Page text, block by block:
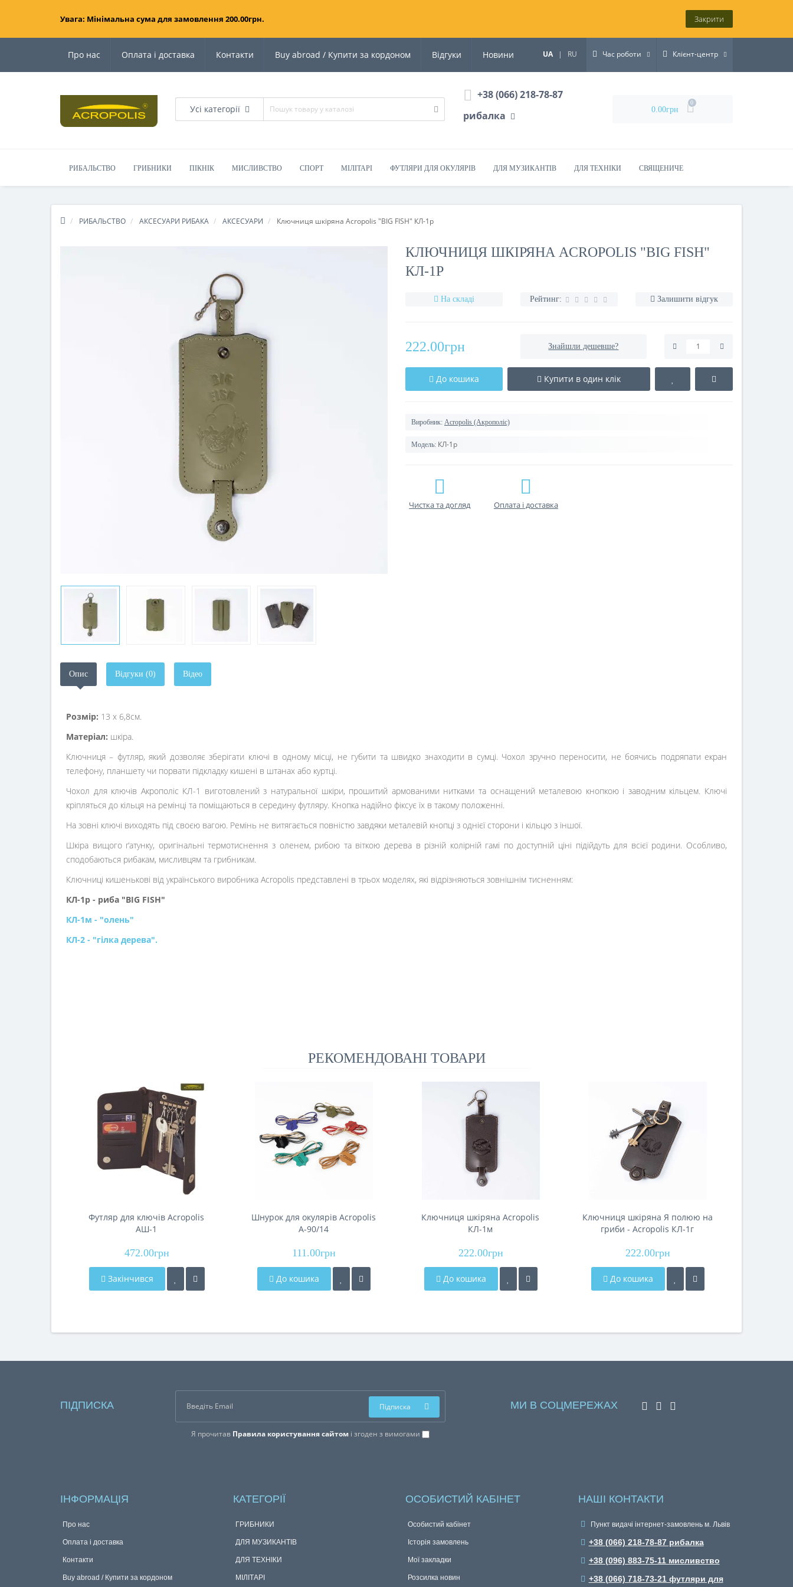
Увага: Мінімальна сума для замовлення 200.00грн. Закрити
Про нас Оплата і доставка Контакти Buy abroad / Купити за кордоном Відгуки Новини UA | RU Час роботи Клієнт-центр
Усі категорії
+38 (066) 218-78-87
рибалка
0.00грн
0
РИБАЛЬСТВО ГРИБНИКИ ПІКНІК МИСЛИВСТВО СПОРТ МІЛІТАРІ ФУТЛЯРИ ДЛЯ ОКУЛЯРІВ ДЛЯ МУЗИКАНТІВ ДЛЯ ТЕХНІКИ СВЯЩЕНИЧЕ
РИБАЛЬСТВО АКСЕСУАРИ РИБАКА АКСЕСУАРИ Ключниця шкіряна Acropolis "BIG FISH" КЛ-1р
КЛЮЧНИЦЯ ШКІРЯНА ACROPOLIS "BIG FISH"
КЛ-1Р
На складі Рейтинг: Залишити відгук
222.00грн Знайшли дешевше?
До кошика Купити в один клік
Виробник: Acropolis (Акрополіс)
Модель: КЛ-1р
Чистка та догляд Оплата і доставка
Опис Відгуки (0) Відео
Розмір: 13 х 6,8см.
Матеріал: шкіра.
Ключниця – футляр, який дозволяє зберігати ключі в одному місці, не губити та швидко знаходити в сумці. Чохол зручно переносити, не боячись подряпати екран
телефону, планшету чи порвати підкладку кишені в штанах або куртці.
Чохол для ключів Акрополіс КЛ-1 виготовлений з натуральної шкіри, прошитий армованими нитками та оснащений металевою кнопкою і заводним кільцем. Ключі
кріпляться до кільця на ремінці та поміщаються в середину футляру. Кнопка надійно фіксує їх в такому положенні.
На зовні ключі виходять під своєю вагою. Ремінь не витягається повністю завдяки металевій кнопці з однієї сторони і кільцю з іншої.
Шкіра вищого ґатунку, оригінальні термотиснення з оленем, рибою та віткою дерева в різній колірній гамі по доступній ціні підійдуть для всієї родини. Особливо,
сподобаються рибакам, мисливцям та грибникам.
Ключниці кишенькові від українського виробника Acropolis представлені в трьох моделях, які відрізняються зовнішнім тисненням:
КЛ-1р - риба "BIG FISH"
КЛ-1м - "олень"
КЛ-2 - "гілка дерева".
РЕКОМЕНДОВАНІ ТОВАРИ
Футляр для ключів Acropolis
АШ-1
472.00грн
Закінчився
Шнурок для окулярів Acropolis
А-90/14
111.00грн
До кошика
Ключниця шкіряна Acropolis
КЛ-1м
222.00грн
До кошика
Ключниця шкіряна Я полюю на
гриби - Acropolis КЛ-1г
222.00грн
До кошика
ПІДПИСКА
Я прочитав Правила користування сайтомі згоден з вимогами
Підписка МИ В СОЦМЕРЕЖАХ
ІНФОРМАЦІЯ
Про нас
Оплата і доставка
Контакти
Buy abroad / Купити за кордоном
КАТЕГОРІЇ
ГРИБНИКИ
ДЛЯ МУЗИКАНТІВ
ДЛЯ ТЕХНІКИ
МІЛІТАРІ
ОСОБИСТИЙ КАБІНЕТ
Особистий кабінет
Історія замовлень
Мої закладки
Розсилка новин
НАШІ КОНТАКТИ
Пункт видачі інтернет-замовлень м. Львів
+38 (066) 218-78-87 рибалка
+38 (096) 883-75-11 мисливство
+38 (066) 718-73-21 футляри для